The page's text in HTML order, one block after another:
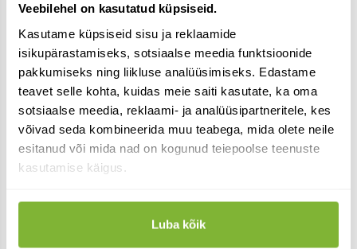
Veebilehel on kasutatud küpsiseid.
Kasutame küpsiseid sisu ja reklaamide
isikupärastamiseks, sotsiaalse meedia funktsioonide
pakkumiseks ning liikluse analüüsimiseks. Edastame
teavet selle kohta, kuidas meie saiti kasutate, ka oma
sotsiaalse meedia, reklaami- ja analüüsipartneritele, kes
võivad seda kombineerida muu teabega, mida olete neile
esitanud või mida nad on kogunud teiepoolse teenuste
kasutamise käigus.
Luba kõik
Keefiri
fermenteerimiskomplekt
1400ml valge, Kefirko
€39.00
laos